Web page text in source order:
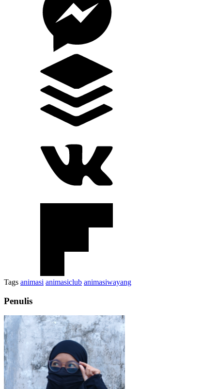
Tags animasi animasiclub animasiwayang
Penulis